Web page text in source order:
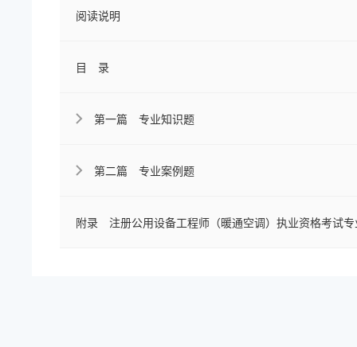
阅读说明
目 录
第一篇 专业知识题
第二篇 专业案例题
附录 注册公用设备工程师（暖通空调）执业资格考试